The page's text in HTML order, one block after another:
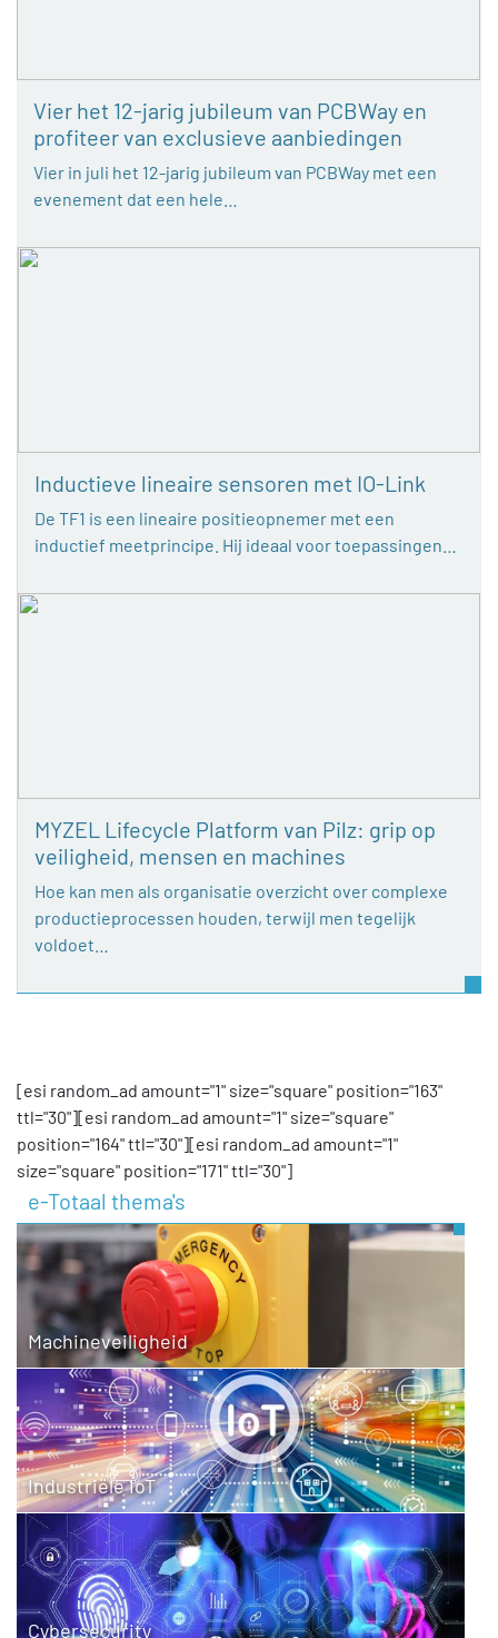
Vier het 12-jarig jubileum van PCBWay en
profiteer van exclusieve aanbiedingen
Vier in juli het 12-jarig jubileum van PCBWay met een
evenement dat een hele…
Inductieve lineaire sensoren met IO-Link
De TF1 is een lineaire positieopnemer met een
inductief meetprincipe. Hij ideaal voor toepassingen…
MYZEL Lifecycle Platform van Pilz: grip op
veiligheid, mensen en machines
Hoe kan men als organisatie overzicht over complexe
productieprocessen houden, terwijl men tegelijk
voldoet…
[esi random_ad amount="1" size="square" position="163"
ttl="30"][esi random_ad amount="1" size="square"
position="164" ttl="30"][esi random_ad amount="1"
size="square" position="171" ttl="30"]
e-Totaal thema's
Machineveiligheid
Industriële IoT
Cybersecurity